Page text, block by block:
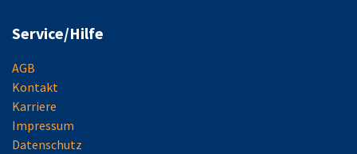
Service/Hilfe
AGB
Kontakt
Karriere
Impressum
Datenschutz